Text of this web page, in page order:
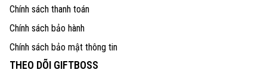
Chính sách thanh toán
Chính sách bảo hành
Chính sách bảo mật thông tin
THEO DÕI GIFTBOSS